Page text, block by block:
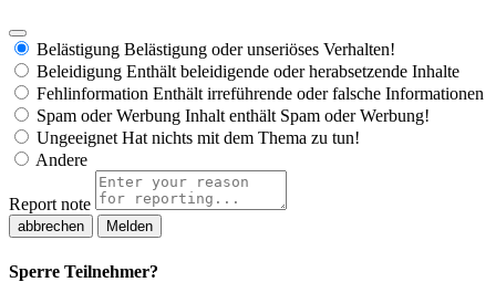
Belästigung Belästigung oder unseriöses Verhalten!
Beleidigung Enthält beleidigende oder herabsetzende Inhalte
Fehlinformation Enthält irreführende oder falsche Informationen
Spam oder Werbung Inhalt enthält Spam oder Werbung!
Ungeeignet Hat nichts mit dem Thema zu tun!
Andere
Report note
Melden
Sperre Teilnehmer?